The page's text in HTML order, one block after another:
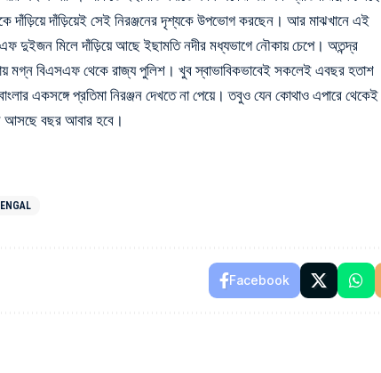
দাঁড়িয়ে দাঁড়িয়েই সেই নিরঞ্জনের দৃশ্যকে উপভোগ করছেন। আর মাঝখানে এই
দুইজন মিলে দাঁড়িয়ে আছে ইছামতি নদীর মধ্যভাগে নৌকায় চেপে। অতন্দ্র
মগ্ন বিএসএফ থেকে রাজ্য পুলিশ। খুব স্বাভাবিকভাবেই সকলেই এবছর হতাশ
একসঙ্গে প্রতিমানিরঞ্জন দেখতে না পেয়ে। তবুও যেন কোথাও এপারে থেকেই
আসছে বছর আবার হবে।
Facebook